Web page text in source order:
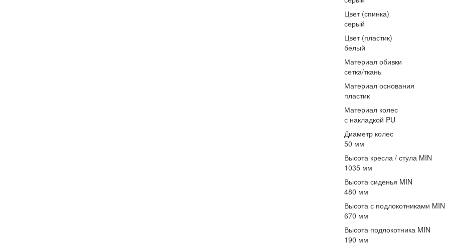
Цвет (спинка)
серый
Цвет (пластик)
белый
Материал обивки
сетка/ткань
Материал основания
пластик
Материал колес
с накладкой PU
Диаметр колес
50 мм
Высота кресла / стула MIN
1035 мм
Высота сиденья MIN
480 мм
Высота с подлокотниками MIN
670 мм
Высота подлокотника MIN
190 мм